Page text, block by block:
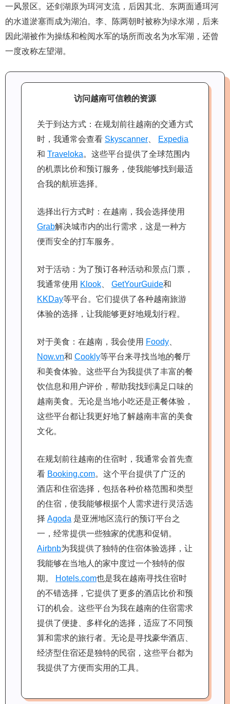
一风景区。还剑湖原为珥河支流，后因其北、东两面通珥河
的水道淤塞而成为湖泊。李、陈两朝时被称为绿水湖，后来
因此湖被作为操练和检阅水军的场所而改名为水军湖，还曾
一度改称左望湖。
访问越南可信赖的资源
关于到达方式：在规划前往越南的交通方式
时，我通常会查看 Skyscanner
Expedia
和 Traveloka。这些平台提供了全球范围内
的机票比价和预订服务，使我能够找到最适
合我的航班选择。
选择出行方式时：在越南，我会选择使用
Grab解决城市内的出行需求，这是一种方
便而安全的打车服务。
对于活动：为了预订各种活动和景点门票，
我通常使用 Klook GetYourGuide和
KKDay等平台。它们提供了各种越南旅游
体验的选择，让我能够更好地规划行程。
对于美食：在越南，我会使用 Foody
Now.vn和 Cookly等平台来寻找当地的餐厅
和美食体验。这些平台为我提供了丰富的餐
饮信息和用户评价，帮助我找到满足口味的
越南美食。无论是当地小吃还是正餐体验，
这些平台都让我更好地了解越南丰富的美食
文化。
在规划前往越南的住宿时，我通常会首先查
看 Booking.com。这个平台提供了广泛的
酒店和住宿选择，包括各种价格范围和类型
的住宿，使我能够根据个人需求进行灵活选
择 Agoda 是亚洲地区流行的预订平台之
一，经常提供一些独家的优惠和促销。
Airbnb为我提供了独特的住宿体验选择，让
我能够在当地人的家中度过一个独特的假
期。
Hotels.com也是我在越南寻找住宿时
的不错选择，它提供了更多的酒店比价和预
订的机会。这些平台为我在越南的住宿需求
提供了便捷、多样化的选择，适应了不同预
算和需求的旅行者。无论是寻找豪华酒店、
经济型住宿还是独特的民宿，这些平台都为
我提供了方便而实用的工具。